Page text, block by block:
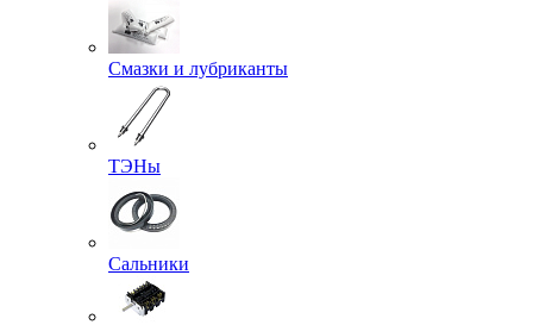
Смазки и лубриканты
ТЭНы
Сальники